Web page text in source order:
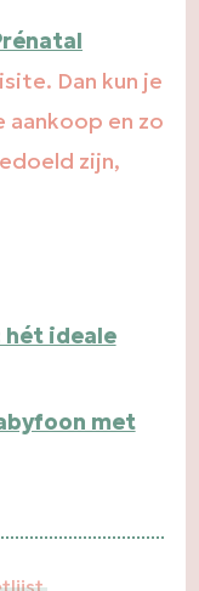
Dan kun je
en zo
zijn,
hét ideale
met